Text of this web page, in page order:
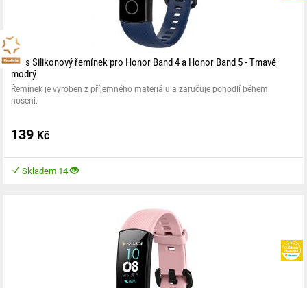
eses Silikonový řemínek pro Honor Band 4 a Honor Band 5 - Tmavě
modrý
Řemínek je vyroben z příjemného materiálu a zaručuje pohodlí během
nošení.
139 Kč
Skladem 14